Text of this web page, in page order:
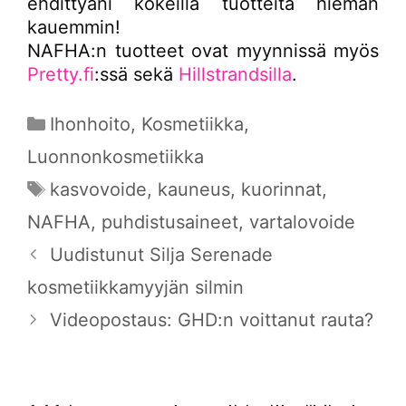
kauemmin!
NAFHA:n tuotteet ovat myynnissä myös
Pretty.fi:ssä sekä Hillstrandsilla.
Kategoriat
Ihonhoito, Kosmetiikka,
Luonnonkosmetiikka
Avainsanat
kasvovoide, kauneus, kuorinnat,
NAFHA, puhdistusaineet, vartalovoide
Uudistunut Silja Serenade
kosmetiikkamyyjän silmin
Videopostaus: GHD:n voittanut rauta?